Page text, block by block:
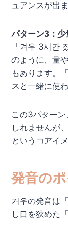
ュアンスが出ま
パターン3：少
「겨우 3시간
のように、量
もあります。
スと一緒に使
この3パター
しれませんが
というコアイ
発音の
겨우の発音は
し口を狭めた